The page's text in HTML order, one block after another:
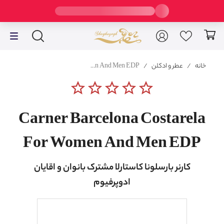
خانه / عطر و ادکلن /
Carner Barcelona Costarela For Women And Men EDP
star_borderstar_borderstar_borderstar_borderstar_border
Carner Barcelona Costarela
For Women And Men EDP
کارنر بارسلونا کاستارلا مشترک بانوان و اقایان
ادوپرفیوم